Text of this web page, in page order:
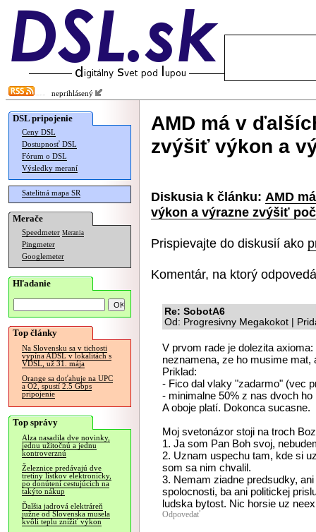
neprihlásený
DSL pripojenie
Ceny DSL
Dostupnosť DSL
Fórum o DSL
Výsledky meraní
Satelitná mapa SR
Merače
Speedmeter Merania
Pingmeter
Googlemeter
Hľadanie
Top články
Na Slovensku sa v tichosti
vypína ADSL v lokalitách s
VDSL, už 31. mája
Orange sa doťahuje na UPC
a O2, spustí 2.5 Gbps
pripojenie
Top správy
Alza nasadila dve novinky,
jednu užitočnú a jednu
kontroverznú
Železnice predávajú dve
tretiny lístkov elektronicky,
po donútení cestujúcich na
takýto nákup
Ďalšia jadrová elektráreň
južne od Slovenska musela
kvôli teplu znížiť výkon
AMD má v
zvýšiť výkon a
Diskusia k článku: AMD
výkon a výrazne zvýšiť
Prispievajte do diskusií ako
Komentár, na ktorý
Re: SobotA6
Od: Progresivny Megakokot |
V prvom rade je dolezita
neznamena, ze ho musime mat,
Priklad:
- Fico dal vlaky "zadarmo" (vec
- minimalne 50% z nas dvoch ho
A oboje platí. Dokonca sucasne.
Moj svetonázor stoji na troch
1. Ja som Pan Boh svoj,
2. Uznam uspechu tam, kde si
som sa nim chvalil.
3. Nemam ziadne predsudky,
spolocnosti, ba ani politickej
ludska bytost. Nic horsie uz
Odpovedať